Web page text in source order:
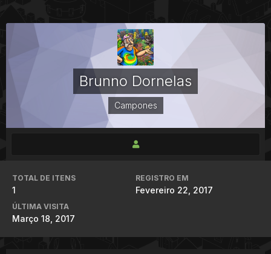
Brunno Dornelas
Campones
TOTAL DE ITENS
1
REGISTRO EM
Fevereiro 22, 2017
ÚLTIMA VISITA
Março 18, 2017